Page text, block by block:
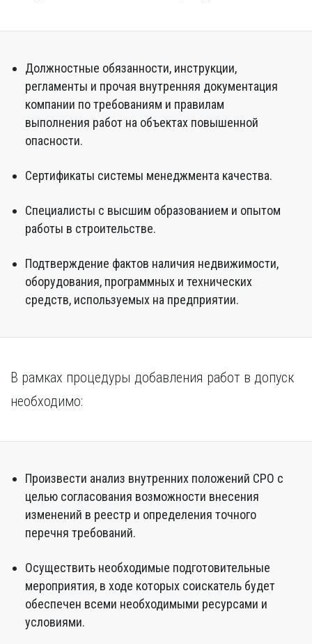
Должностные обязанности, инструкции,
регламенты и прочая внутренняя документация
компании по требованиям и правилам
выполнения работ на объектах повышенной
опасности.
Сертификаты системы менеджмента качества.
Специалисты с высшим образованием и опытом
работы в строительстве.
Подтверждение фактов наличия недвижимости,
оборудования, программных и технических
средств, используемых на предприятии.
В рамках процедуры добавления работ в допуск
необходимо:
Произвести анализ внутренних положений СРО с
целью согласования возможности внесения
изменений в реестр и определения точного
перечня требований.
Осуществить необходимые подготовительные
мероприятия, в ходе которых соискатель будет
обеспечен всеми необходимыми ресурсами и
условиями.